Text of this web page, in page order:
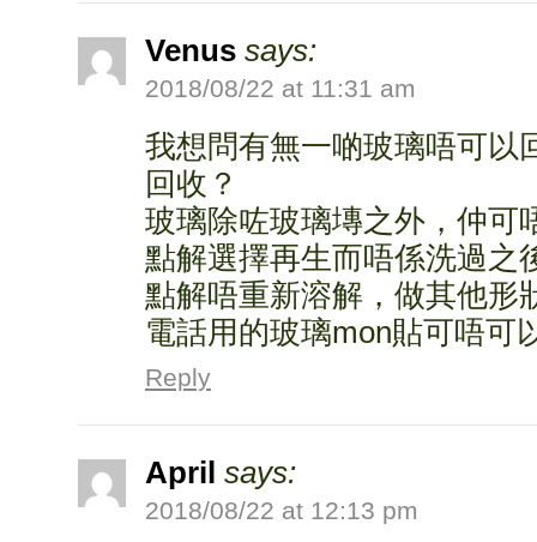
Venus says:
2018/08/22 at 11:31 am
我想問有無一啲玻璃唔可以
回收？
玻璃除咗玻璃塼之外，仲可
點解選擇再生而唔係洗過之
點解唔重新溶解，做其他形
電話用的玻璃mon貼可唔可
Reply
April says:
2018/08/22 at 12:13 pm